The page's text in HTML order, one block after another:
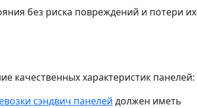
без риска повреждений и потери их
качественных характеристик панелей:
сэндвич панелей должен иметь